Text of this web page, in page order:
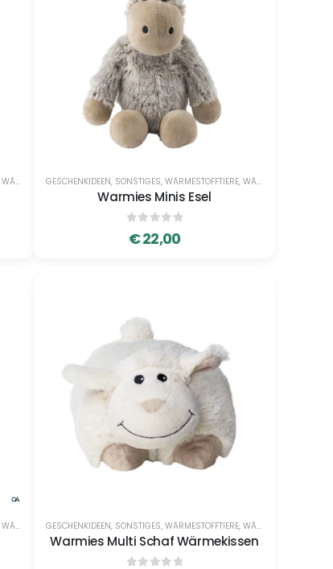
WÄRMESTOFFTIERE GESCHENKIDEEN, SONSTIGES, WÄRMESTOFFTIERE, WÄRMESTOFFTIERE
Warmies Minis Esel
€22,00
WÄRMESTOFFTIERE GESCHENKIDEEN, SONSTIGES, WÄRMESTOFFTIERE, WÄRMESTOFFTIERE
Warmies Multi Schaf Wärmekissen